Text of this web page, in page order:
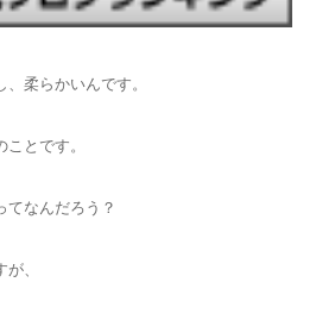
柔らかいんです。
とです。
てなんだろう？
、